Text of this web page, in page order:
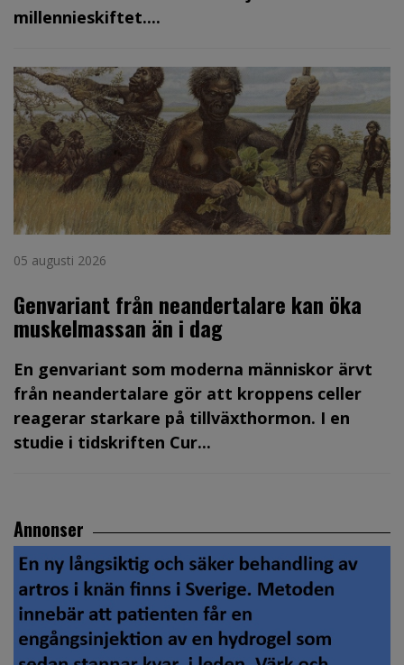
millennieskiftet....
05 augusti 2026
Genvariant från neandertalare kan öka
muskelmassan än i dag
En genvariant som moderna människor ärvt
från neandertalare gör att kroppens celler
reagerar starkare på tillväxthormon. I en
studie i tidskriften Cur...
Annonser